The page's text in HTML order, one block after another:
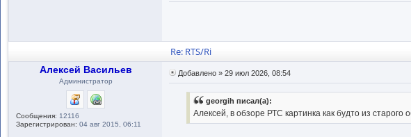
Re: RTS/Ri
Алексей Васильев
Администратор
Сообщения: 12116
Зарегистрирован: 04 авг 2015, 06:11
Добавлено » 29 июл 2026, 08:54
georgih писал(а):
Алексей, в обзоре РТС картинка как будто из старого